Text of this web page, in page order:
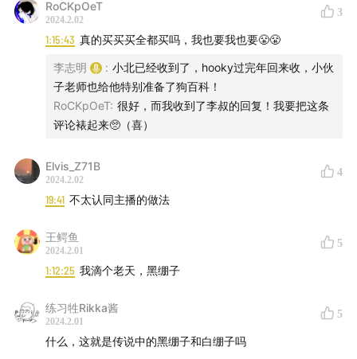
RoCKpOeT
2024.2.02
3
1:15:43 真的买买买全都买吗，我也要我也要😤😤
李志明 : 小北已经收到了，hooky过完年回来收，小伙
子老师也给他特别准备了狗百科！
RoCKpOeT: 很好，而我收到了李叔的回复！我要把这条
评论裱起来🥺（喜）
Elvis_Z71B
2024.2.02
4
19:41 不太认同主播的做法
王鳄鱼
2024.2.01
5
1:12:25 我滴个老天，黑绷子
练习牲Rikka酱
2024.2.01
5
什么，这就是传说中的黑绷子和白绷子吗